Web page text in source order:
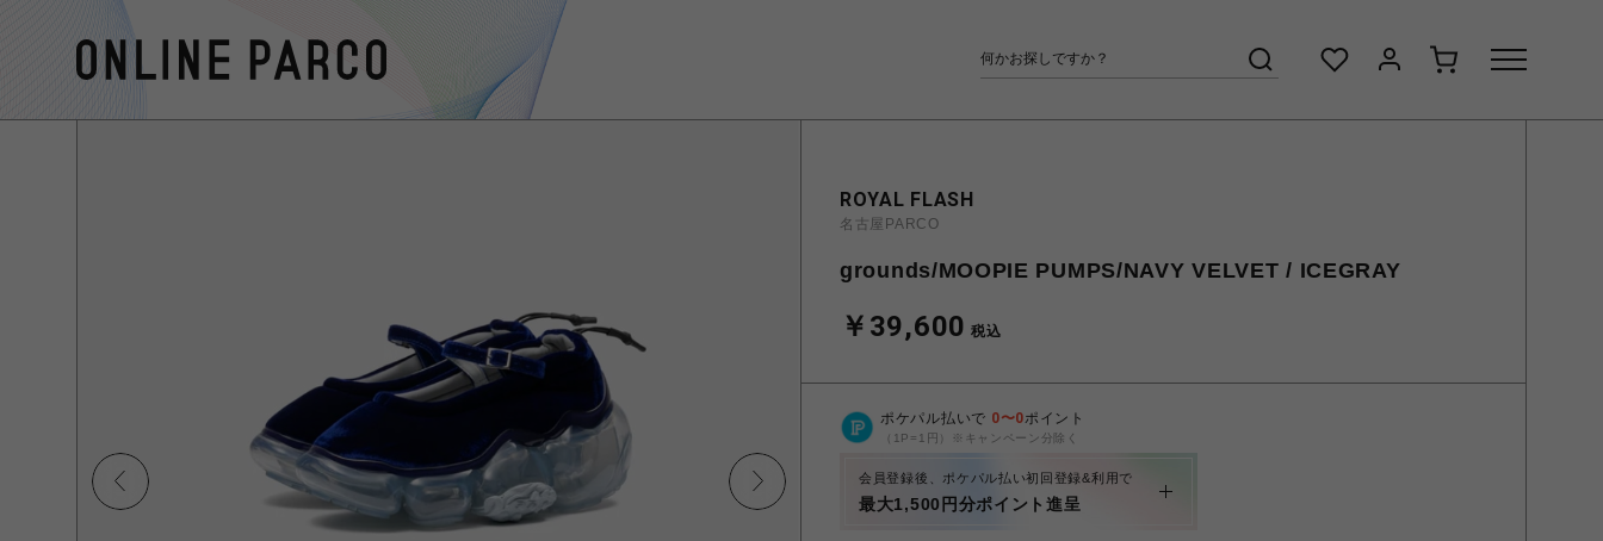
ROYAL FLASH
名古屋PARCO
grounds/MOOPIE PUMPS/NAVY VELVET / ICEGRAY
￥39,600 税込
ポケパル払いで 0〜0ポイント
（1P=1円）※キャンペーン分除く
会員登録後、ポケパル払い初回登録&利用で
最大1,500円分ポイント進呈